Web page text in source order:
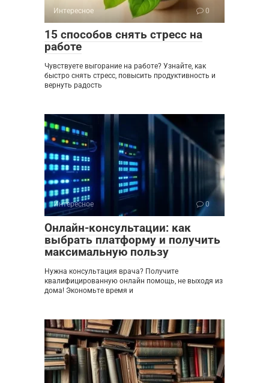
Интересное 0
15 способов снять стресс на
работе
Чувствуете выгорание на работе? Узнайте, как
быстро снять стресс, повысить продуктивность и
вернуть радость
Интересное 0
Онлайн-консультации: как
выбрать платформу и получить
максимальную пользу
Нужна консультация врача? Получите
квалифицированную онлайн помощь, не выходя из
дома! Экономьте время и